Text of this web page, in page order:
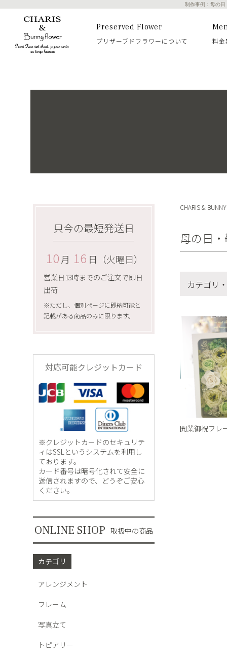
制作事例：母の日
Preserved Flower
プリザーブドフラワーについて 料
CHARIS &
母の日
カテゴリ
カテゴリ
アレンジ
フレーム
トピアリ
リース
リングピ
開業御祝フレ
只今の最短発送日
10 月 16 日（火曜日）
営業日13時までのご注文で即日
出荷
※ただし、個別ページに即納可能と
記載がある商品のみに限ります。
対応可能クレジットカード
※クレジットカードのセキュリテ
ィはSSLというシステムを利用し
ております。
カード番号は暗号化されて安全に
送信されますので、どうぞご安心
ください。
ONLINE SHOP 取扱中の商品
カテゴリ
アレンジメント
フレーム
写真立て
トピアリー